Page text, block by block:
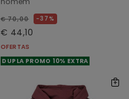
€ 70,00 37%
€ 44,10
OFERTAS
DUPLA PROMO 10% EXTRA